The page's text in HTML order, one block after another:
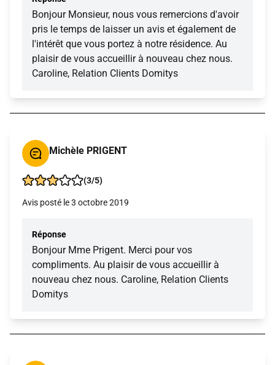
Bonjour Monsieur, nous vous remercions d'avoir
pris le temps de laisser un avis et également de
l'intérêt que vous portez à notre résidence. Au
plaisir de vous accueillir à nouveau chez nous.
Caroline, Relation Clients Domitys
Michèle PRIGENT
(3/5)
Avis posté le 3 octobre 2019
Réponse
Bonjour Mme Prigent. Merci pour vos
compliments. Au plaisir de vous accueillir à
nouveau chez nous. Caroline, Relation Clients
Domitys